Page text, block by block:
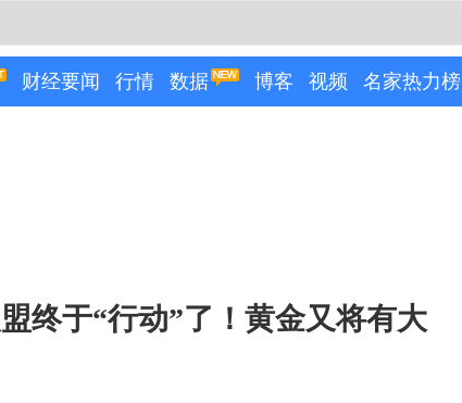
财经要闻 行情 数据 博客 视频 名家热力榜
终于“行动”了！黄金又将有大